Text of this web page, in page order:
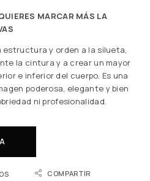
MARCAR MÁS LA
y orden a la silueta,
la cintura y a crear un mayor
e inferior del cuerpo. Es una
poderosa, elegante y bien
ni profesionalidad.
COMPARTIR